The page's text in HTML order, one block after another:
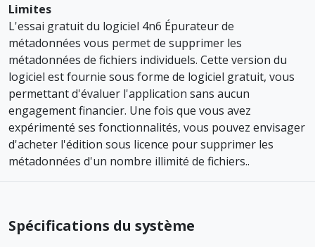
Limites
L'essai gratuit du logiciel 4n6 Épurateur de
métadonnées vous permet de supprimer les
métadonnées de fichiers individuels. Cette version du
logiciel est fournie sous forme de logiciel gratuit, vous
permettant d'évaluer l'application sans aucun
engagement financier. Une fois que vous avez
expérimenté ses fonctionnalités, vous pouvez envisager
d'acheter l'édition sous licence pour supprimer les
métadonnées d'un nombre illimité de fichiers..
Spécifications du système